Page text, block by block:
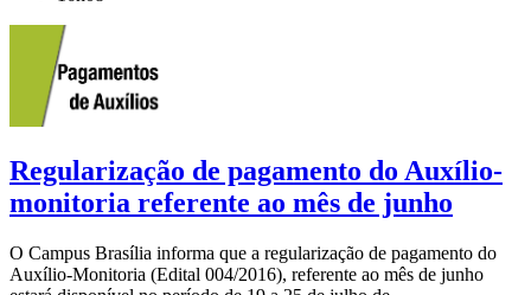
Regularização de pagamento do Auxílio-
monitoria referente ao mês de junho
O Campus Brasília informa que a regularização de pagamento do
Auxílio-Monitoria (Edital 004/2016), referente ao mês de junho